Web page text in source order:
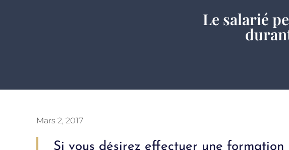
Le salarié
Mars 2, 2017
Si vous désirez effectuer une